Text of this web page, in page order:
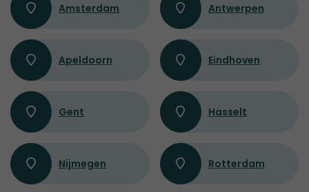
Amsterdam Antwerpen
Apeldoorn Eindhoven
Gent Hasselt
Nijmegen Rotterdam